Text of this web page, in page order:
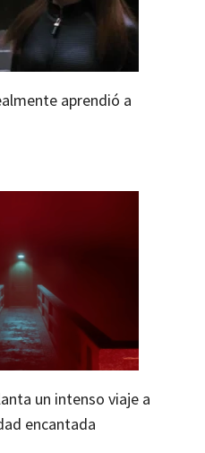
aprendió a
un intenso viaje a
encantada